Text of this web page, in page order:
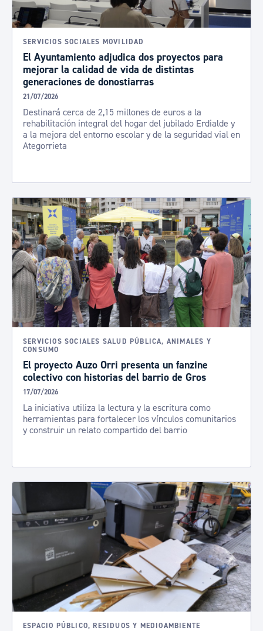
SERVICIOS SOCIALES MOVILIDAD
El Ayuntamiento adjudica dos proyectos para
mejorar la calidad de vida de distintas
generaciones de donostiarras
21/07/2026
Destinará cerca de 2,15 millones de euros a la
rehabilitación integral del hogar del jubilado Erdialde y
a la mejora del entorno escolar y de la seguridad vial en
Ategorrieta
SERVICIOS SOCIALES SALUD PÚBLICA, ANIMALES Y
CONSUMO
El proyecto Auzo Orri presenta un fanzine
colectivo con historias del barrio de Gros
17/07/2026
La iniciativa utiliza la lectura y la escritura como
herramientas para fortalecer los vínculos comunitarios
y construir un relato compartido del barrio
ESPACIO PÚBLICO, RESIDUOS Y MEDIOAMBIENTE